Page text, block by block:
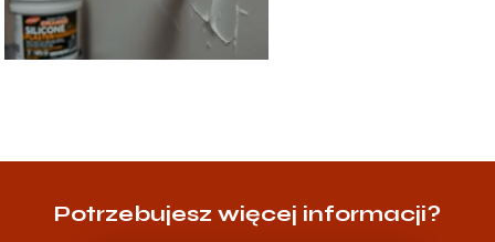
Potrzebujesz więcej informacji?